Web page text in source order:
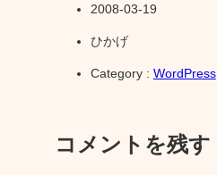
2008-03-19
ひかげ
Category : WordPress
コメントを残す